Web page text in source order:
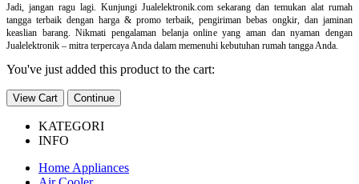
Jadi, jangan ragu lagi. Kunjungi Jualelektronik.com sekarang dan temukan alat rumah
tangga terbaik dengan harga & promo terbaik, pengiriman bebas ongkir, dan jaminan
keaslian barang. Nikmati pengalaman belanja online yang aman dan nyaman dengan
Jualelektronik – mitra terpercaya Anda dalam memenuhi kebutuhan rumah tangga Anda.
You've just added this product to the cart:
View Cart Continue
KATEGORI
INFO
Home Appliances